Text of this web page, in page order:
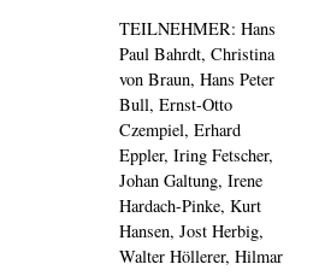
TEILNEHMER: Hans
Paul Bahrdt, Christina
von Braun, Hans Peter
Bull, Ernst-Otto
Czempiel, Erhard
Eppler, Iring Fetscher,
Johan Galtung, Irene
Hardach-Pinke, Kurt
Hansen, Jost Herbig,
Walter Höllerer, Hilmar
Hoffmann, Robert
Jungk, Herbert Marcuse,
Klaus Meyer-Abich,
Wolfhart Pannenberg,
Winfried Petri, Horst-
Eberhard Richter, Kurt
Rudzinski, Klaus
Traube, Werner Vitt –
MODERATION: Erhard